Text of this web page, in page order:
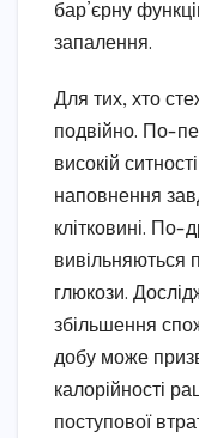
бар’єрну
запалення.
Для тих, хто
подвійно. По-
високій
наповнення
клітковині. По-
вивільняються
глюкози.
збільшення
добу може
калорійності
поступової